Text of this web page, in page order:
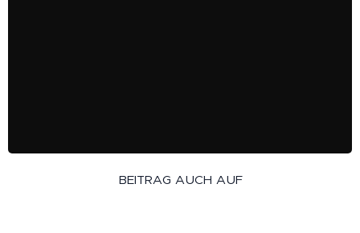
BEITRAG AUCH AUF